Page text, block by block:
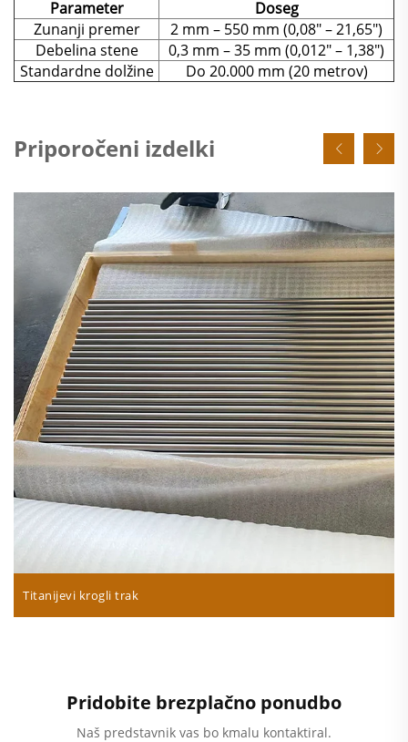
Parameter
Doseg
Zunanji premer
2 mm – 550 mm (0,08" – 21,65")
Debelina stene
0,3 mm – 35 mm (0,012" – 1,38")
Standardne dolžine
Do 20.000 mm (20 metrov)
Priporočeni izdelki
Titanijevi krogli trak
Pridobite brezplačno ponudbo
Naš predstavnik vas bo kmalu kontaktiral.